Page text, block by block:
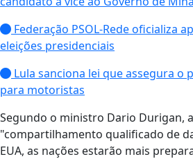
Federação PSOL-Rede oficializa
eleições presidenciais
Lula sanciona lei que assegura o
para motoristas
Segundo o ministro Dario Durigan,
"compartilhamento qualificado de
EUA, as nações estarão mais